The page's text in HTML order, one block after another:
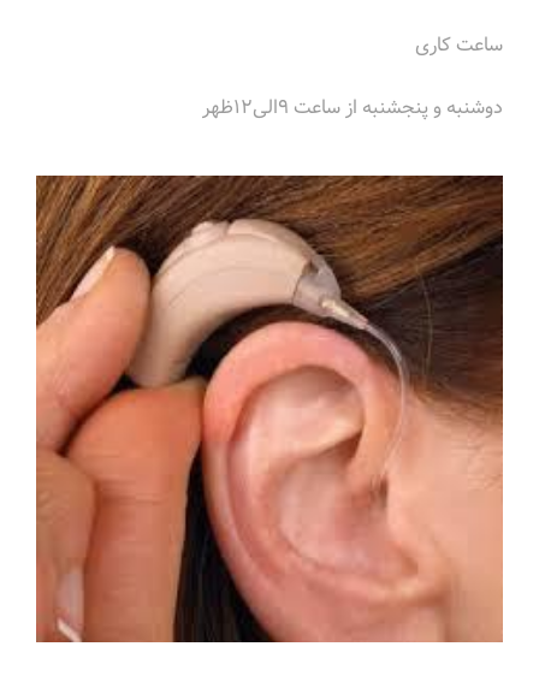
ساعت کاری
دوشنبه و پنجشنبه از ساعت ٩الی١٢ظهر